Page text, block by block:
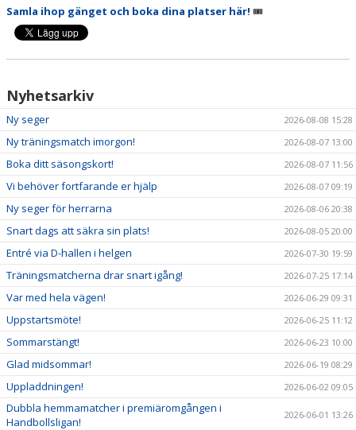
KONTAKT
NYHETER
KALENDER
HEMMAVINSTEN
KLUBBSHOP
BILDGALLERI
Samla ihop gänget och boka dina platser här! 🎟
Nyhetsarkiv
Ny seger 2026-08-08 15:28
Ny träningsmatch imorgon! 2026-08-07 13:00
Boka ditt säsongskort! 2026-08-07 11:56
Vi behöver fortfarande er hjälp 2026-08-07 09:19
Ny seger för herrarna 2026-08-06 20:38
Snart dags att säkra sin plats! 2026-08-05 20:00
Entré via D-hallen i helgen 2026-07-30 19:59
Träningsmatcherna drar snart igång! 2026-07-25 17:14
Var med hela vägen! 2026-06-29 09:31
Uppstartsmöte! 2026-06-25 11:12
Sommarstängt! 2026-06-23 10:00
Glad midsommar! 2026-06-19 08:29
Uppladdningen! 2026-06-02 09:05
Dubbla hemmamatcher i premiäromgången i
Handbollsligan!
2026-06-01 13:26